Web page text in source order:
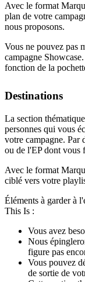
Avec le format
plan de votre
nous proposons.
Vous ne pouvez pas
campagne
fonction de la
Destinations
La section
personnes qui vous
votre campagne. Par
ou de l'EP dont vous
Avec le format
ciblé vers votre
Éléments à garder à
This Is :
Vous avez
Nous
figure pas
Vous pouvez
de sortie de